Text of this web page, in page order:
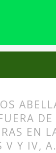
Núm. 41
EN
V Y IV,